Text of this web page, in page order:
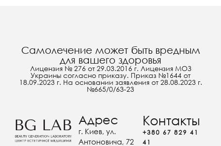
Самолечение может быть вредным
для вашего здоровья
Лицензия № 276 от 29.03.2016 г. Лицензия МОЗ
Украины согласно приказу. Приказ №1644 от
18.09.2023 г. На основании заявления от 28.08.2023 г.
№665/0/63-23
Адрес
г. Киев, ул.
Антоновича, 72
Контакты
+380 67 829 41
41